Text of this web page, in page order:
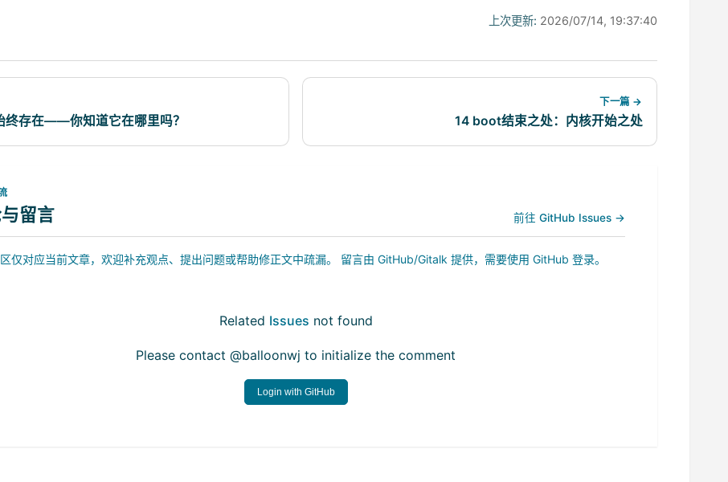
上次更新: 2026/07/14, 19:37:40
终存在——你知道它在哪里吗？
下一篇 →
14 boot结束之处：内核开始之处
留言 前往 GitHub Issues →
仅对应当前文章，欢迎补充观点、提出问题或帮助修正文中疏漏。 留言由 GitHub/Gitalk 提供，需要使用 GitHub 登录。
Related Issues not found
Please contact @balloonwj to initialize the comment
Login with GitHub